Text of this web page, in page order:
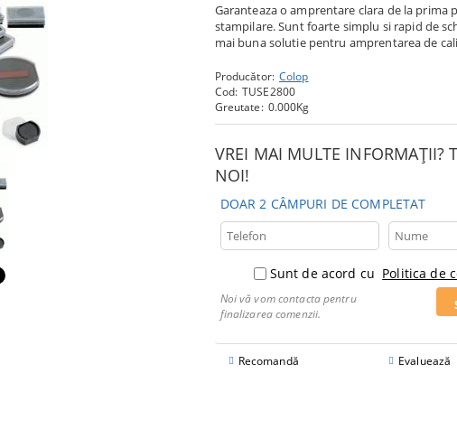
Garanteaza o amprentare clara de la prima
stampilare. Sunt foarte simplu si rapid de
mai buna solutie pentru amprentarea de
Producător: Colop
Cod: TUSE2800
Greutate: 0.000Kg
VREI MAI MULTE INFORMAȚII?
NOI!
DOAR 2 CÂMPURI DE COMPLETAT
Sunt de acord cu Politica de
Noi vă vom contacta pentru
finalizarea comenzii.
Recomandă Evaluează